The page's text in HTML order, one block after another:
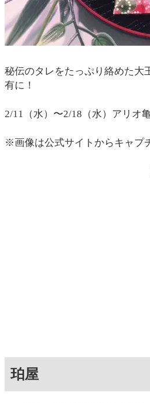
秘伝のタレをたっぷり絡めた大
有に！
2/11（水）〜2/18（水）アリオ
※画像は公式サイトからキャプ
珀屋